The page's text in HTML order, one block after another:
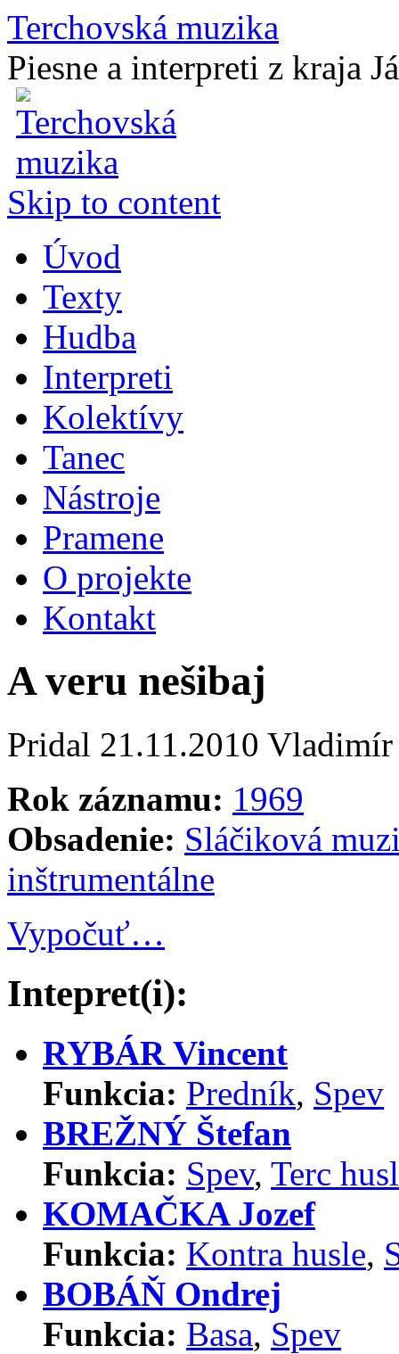
Terchovská muzika
Piesne a interpreti z kraja
Skip to content
Úvod
Texty
Hudba
Interpreti
Kolektívy
Tanec
Nástroje
Pramene
O projekte
Kontakt
A veru nešibaj
Pridal 21.11.2010
Rok záznamu: 1969
Obsadenie: Sláčiková
inštrumentálne
Vypočuť…
Intepret(i):
RYBÁR Vincent
Funkcia: Predník, Spev
BREŽNÝ Štefan
Funkcia: Spev, Terc
KOMAČKA Jozef
Funkcia: Kontra husle,
BOBÁŇ Ondrej
Funkcia: Basa, Spev